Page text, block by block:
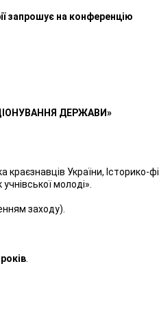
запрошує на конференцію
ДЕРЖАВИ»
краєзнавців України,
молоді».
заходу).